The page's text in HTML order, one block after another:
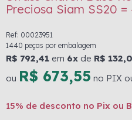
Preciosa Siam SS20 =
Ref: 00023951
1440 peças por embalagem
R$ 792,41 em 6x de R$
ou R$ 673,55 no PIX
15% de desconto no Pix ou